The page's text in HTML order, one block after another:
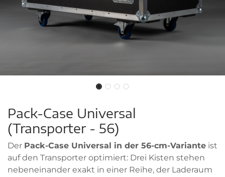
Pack-Case Universal
(Transporter - 56)
Der Pack-Case Universal in der 56-cm-Variante ist
auf den Transporter optimiert: Drei Kisten stehen
nebeneinander exakt in einer Reihe, der Laderaum